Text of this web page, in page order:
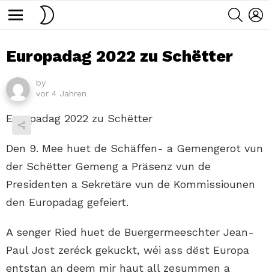
Europadag 2022 zu Schëtter
by
vor 4 Jahren
Europadag 2022 zu Schëtter
Den 9. Mee huet de Schäffen- a Gemengerot vun
der Schëtter Gemeng a Präsenz vun de
Presidenten a Sekretäre vun de Kommissiounen
den Europadag gefeiert.
A senger Ried huet de Buergermeeschter Jean-
Paul Jost zeréck gekuckt, wéi ass dëst Europa
entstan an deem mir haut all zesummen a